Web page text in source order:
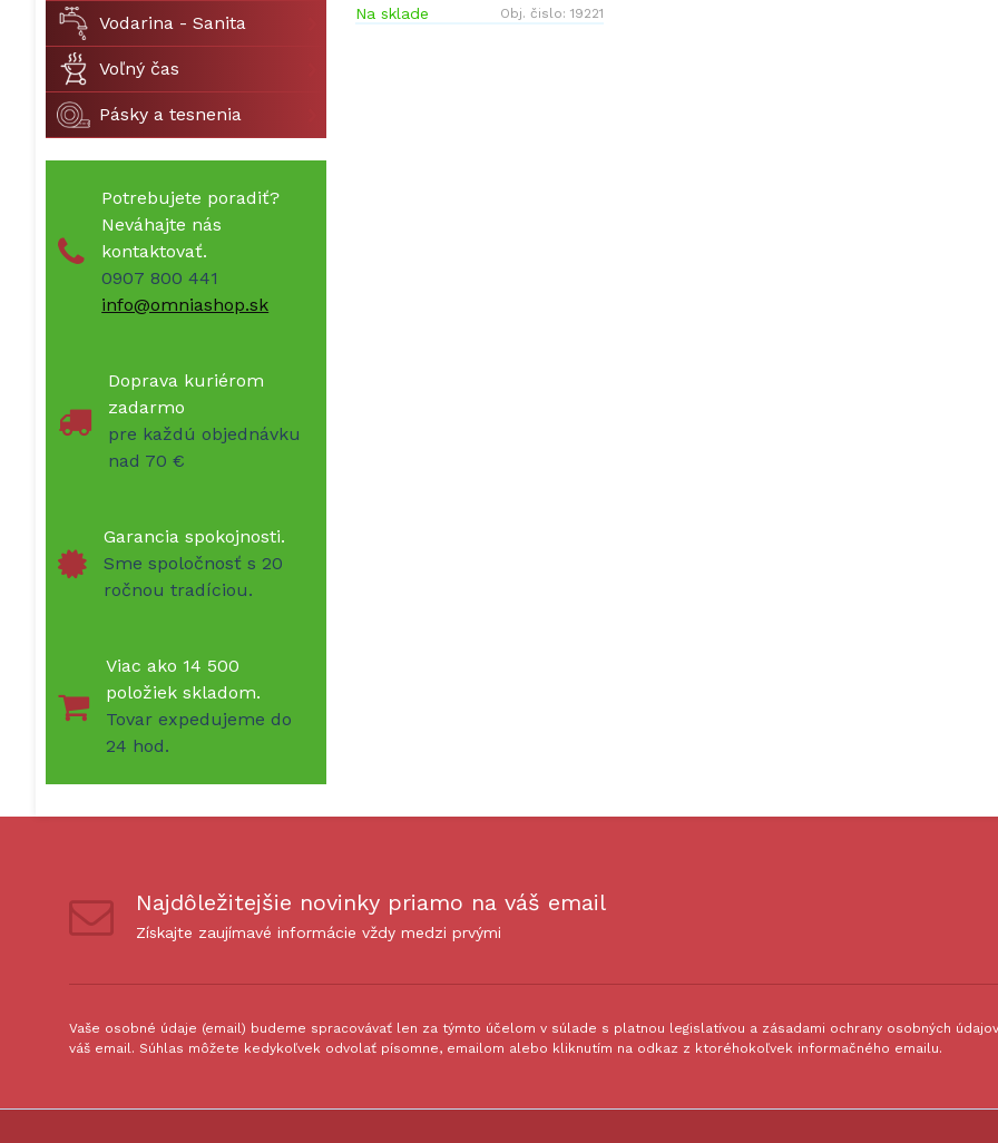
Na sklade Obj. čislo:19221
Vodarina - Sanita
Voľný čas
Pásky a tesnenia
Potrebujete poradiť?
Neváhajte nás
kontaktovať.
0907 800 441
info@omniashop.sk
Doprava kuriérom
zadarmo
pre každú objednávku
nad 70 €
Garancia spokojnosti.
Sme spoločnosť s 20
ročnou tradíciou.
Viac ako 14 500
položiek skladom.
Tovar expedujeme do
24 hod.
Najdôležitejšie novinky priamo na váš email
Získajte zaujímavé informácie vždy medzi prvými
Vaše osobné údaje (email) budeme spracovávať len za týmto účelom v súlade s platnou legislatívou a zásadami ochrany osobných
váš email. Súhlas môžete kedykoľvek odvolať písomne, emailom alebo kliknutím na odkaz z ktoréhokoľvek informačného emailu.